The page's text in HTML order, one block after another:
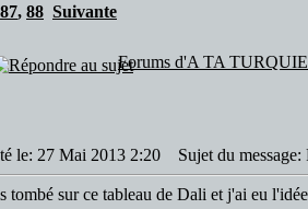
87, 88 Suivante
Forums d'A TA
le: 27 Mai 2013 2:20 Sujet du message:
tombé sur ce tableau de Dali et j'ai eu